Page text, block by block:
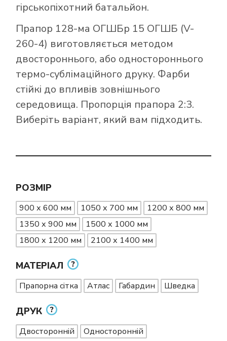
гірськопіхотний батальйон.
Прапор 128-ма ОГШБр 15 ОГШБ (V-
260-4) виготовляється методом
двостороннього, або одностороннього
термо-сублімаційного друку. Фарби
стійкі до впливів зовнішнього
середовища. Пропорція прапора 2:3.
Виберіть варіант, який вам підходить.
РОЗМІР
900 х 600 мм 1050 х 700 мм
1200 х 800 мм
1350 х 900 мм
1500 х 1000 мм
1800 х 1200 мм
2100 х 1400 мм
МАТЕРІАЛ
Прапорна сітка Атлас Габардин Шведка
ДРУК
Двосторонній Односторонній